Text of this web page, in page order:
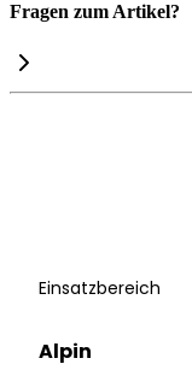
Fragen zum Artikel?
Einsatzbereich
Alpin